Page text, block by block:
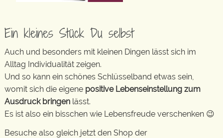
Ein kleines Stück Du selbst
Auch und besonders mit kleinen Dingen lässt sich im
Alltag Individualität zeigen.
Und so kann ein schönes Schlüsselband etwas sein,
womit sich die eigene positive Lebenseinstellung zum
Ausdruck bringen lässt.
Es ist also ein bisschen wie Lebensfreude verschenken 😉
Besuche also gleich jetzt den Shop der